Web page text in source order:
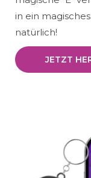
in ein
natürlich!
JETZT